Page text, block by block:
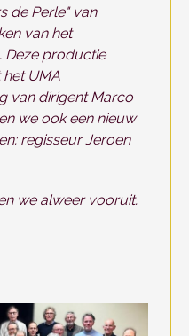
de Perle" van
van het
Deze productie
UMA
van dirigent Marco
we ook een nieuw
regisseur Jeroen
we alweer vooruit.